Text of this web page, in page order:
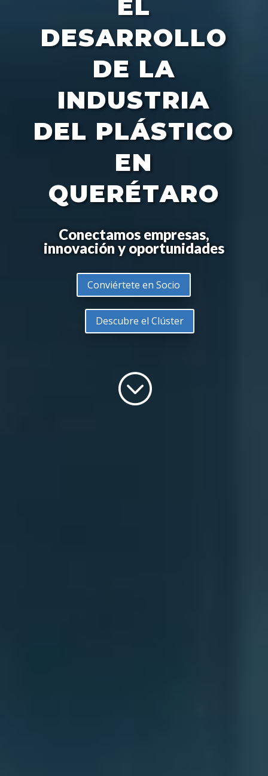
EL
DESARROLLO
DE LA
INDUSTRIA
DEL PLÁSTICO
EN
QUERÉTARO
Conectamos empresas,
innovación y oportunidades
Conviértete en Socio
Descubre el Clúster
;